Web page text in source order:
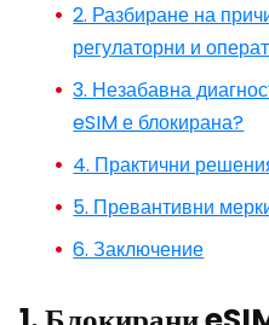
2. Разбиране на
регулаторни и
3. Незабавна
eSIM е блокирана?
4. Практични
5. Превантивни
6. Заключение